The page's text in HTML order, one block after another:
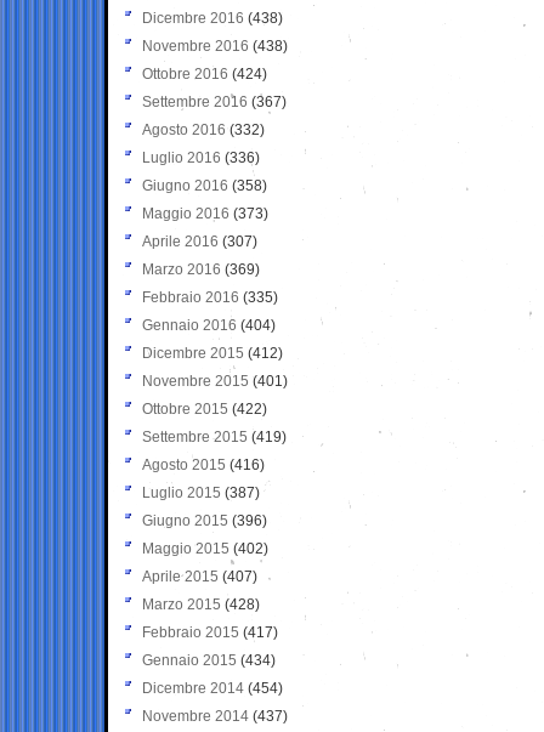
Dicembre 2016 (438)
Novembre 2016 (438)
Ottobre 2016 (424)
Settembre 2016 (367)
Agosto 2016 (332)
Luglio 2016 (336)
Giugno 2016 (358)
Maggio 2016 (373)
Aprile 2016 (307)
Marzo 2016 (369)
Febbraio 2016 (335)
Gennaio 2016 (404)
Dicembre 2015 (412)
Novembre 2015 (401)
Ottobre 2015 (422)
Settembre 2015 (419)
Agosto 2015 (416)
Luglio 2015 (387)
Giugno 2015 (396)
Maggio 2015 (402)
Aprile 2015 (407)
Marzo 2015 (428)
Febbraio 2015 (417)
Gennaio 2015 (434)
Dicembre 2014 (454)
Novembre 2014 (437)